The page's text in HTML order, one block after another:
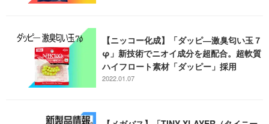
【ニッコー化成】「ダッピ―激臭匂い玉７
φ」新技術でニオイ成分を超配合。超軟質
ハイフロート素材「ダッピー」採用
2022.01.07